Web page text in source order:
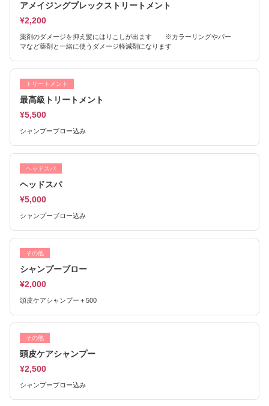
アメイジングプレックストリートメント
¥2,200
薬剤のダメージを抑え髪にはりこしが出ます ※カラーリングやパー
マなど薬剤と一緒に使うダメージ軽減剤になります
トリートメント
最高級トリートメント
¥5,500
シャンプーブロー込み
ヘッドスパ
ヘッドスパ
¥5,000
シャンプーブロー込み
その他
シャンプーブロー
¥2,000
頭皮ケアシャンプー＋500
その他
頭皮ケアシャンプー
¥2,500
シャンプーブロー込み